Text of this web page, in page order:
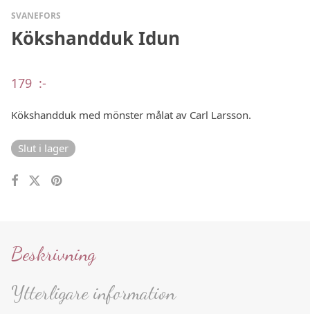
SVANEFORS
Kökshandduk Idun
179 :-
Kökshandduk med mönster målat av Carl Larsson.
Slut i lager
Beskrivning
Ytterligare information